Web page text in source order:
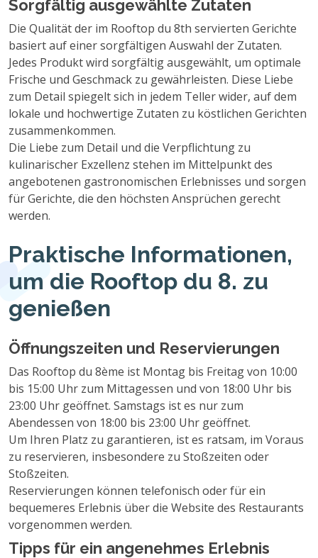
Sorgfältig ausgewählte Zutaten
Die Qualität der im Rooftop du 8th servierten Gerichte
basiert auf einer sorgfältigen Auswahl der Zutaten.
Jedes Produkt wird sorgfältig ausgewählt, um optimale
Frische und Geschmack zu gewährleisten. Diese Liebe
zum Detail spiegelt sich in jedem Teller wider, auf dem
lokale und hochwertige Zutaten zu köstlichen Gerichten
zusammenkommen.
Die Liebe zum Detail und die Verpflichtung zu
kulinarischer Exzellenz stehen im Mittelpunkt des
angebotenen gastronomischen Erlebnisses und sorgen
für Gerichte, die den höchsten Ansprüchen gerecht
werden.
Praktische Informationen,
um die Rooftop du 8. zu
genießen
Öffnungszeiten und Reservierungen
Das Rooftop du 8ème ist Montag bis Freitag von 10:00
bis 15:00 Uhr zum Mittagessen und von 18:00 Uhr bis
23:00 Uhr geöffnet. Samstags ist es nur zum
Abendessen von 18:00 bis 23:00 Uhr geöffnet.
Um Ihren Platz zu garantieren, ist es ratsam, im Voraus
zu reservieren, insbesondere zu Stoßzeiten oder
Stoßzeiten.
Reservierungen können telefonisch oder für ein
bequemeres Erlebnis über die Website des Restaurants
vorgenommen werden.
Tipps für ein angenehmes Erlebnis